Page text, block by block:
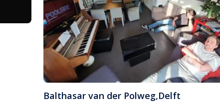
Balthasar van der Polweg,Delft